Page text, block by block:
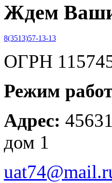
Ждем
8(3513)57-13-13
ОГРН
Режим
Адрес:
дом 1